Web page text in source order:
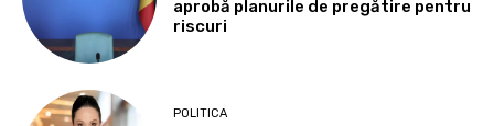
aprobă planurile de pregătire pentru
riscuri
POLITICA